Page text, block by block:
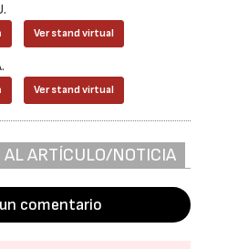
Ver stand virtual
Ver stand virtual
AL ARTÍCULO/NOTICIA
comentario